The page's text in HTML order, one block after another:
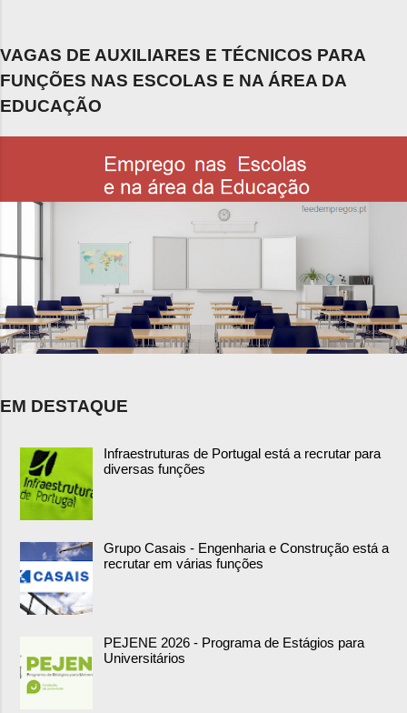
VAGAS DE AUXILIARES E TÉCNICOS PARA
FUNÇÕES NAS ESCOLAS E NA ÁREA DA
EDUCAÇÃO
EM DESTAQUE
Infraestruturas de Portugal está a recrutar para
diversas funções
Grupo Casais - Engenharia e Construção está a
recrutar em várias funções
PEJENE 2026 - Programa de Estágios para
Universitários